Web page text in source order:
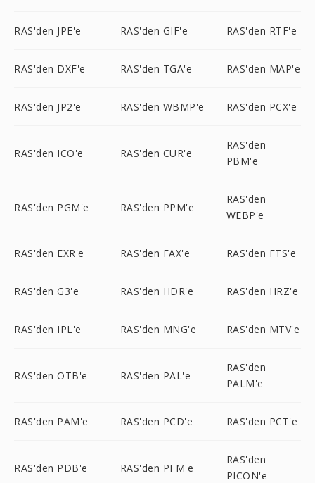
RAS'den JPE'e RAS'den GIF'e RAS'den RTF'e
RAS'den DXF'e RAS'den TGA'e RAS'den MAP'e
RAS'den JP2'e RAS'den WBMP'e RAS'den PCX'e
RAS'den ICO'e RAS'den CUR'e
RAS'den
PBM'e
RAS'den PGM'e RAS'den PPM'e
RAS'den
WEBP'e
RAS'den EXR'e RAS'den FAX'e RAS'den FTS'e
RAS'den G3'e RAS'den HDR'e RAS'den HRZ'e
RAS'den IPL'e RAS'den MNG'e RAS'den MTV'e
RAS'den OTB'e RAS'den PAL'e
RAS'den
PALM'e
RAS'den PAM'e RAS'den PCD'e RAS'den PCT'e
RAS'den PDB'e RAS'den PFM'e
RAS'den
PICON'e